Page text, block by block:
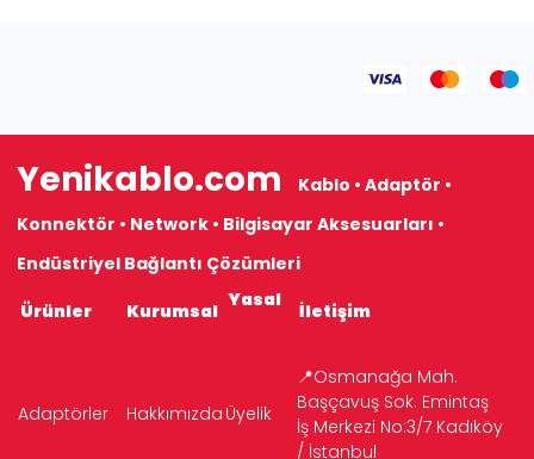
Yenikablo.com
Kablo • Adaptör •
Konnektör • Network • Bilgisayar Aksesuarları •
Endüstriyel Bağlantı Çözümleri
Ürünler
Kurumsal Yasal İletişim
Adaptörler Hakkımızda Üyelik
📍Osmanağa Mah.
Başçavuş Sok. Emintaş
İş Merkezi No:3/7 Kadıköy
/ İstanbul